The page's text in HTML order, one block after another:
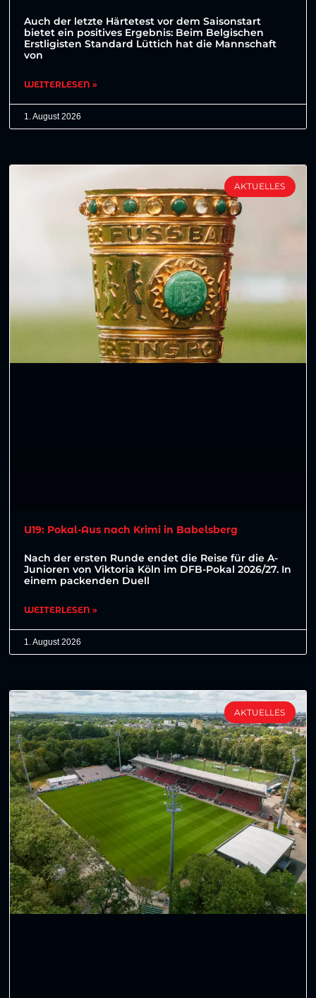
Auch der letzte Härtetest vor dem Saisonstart
bietet ein positives Ergebnis: Beim Belgischen
Erstligisten Standard Lüttich hat die Mannschaft
von
WEITERLESEN »
1. August 2026
AKTUELLES
U19: Pokal-Aus nach Krimi in Babelsberg
Nach der ersten Runde endet die Reise für die A-
Junioren von Viktoria Köln im DFB-Pokal 2026/27. In
einem packenden Duell
WEITERLESEN »
1. August 2026
AKTUELLES